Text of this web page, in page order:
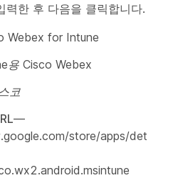
력한 후 다음을 클릭합니다.
Webex for Intune
용 Cisco Webex
코
—
store/apps/det